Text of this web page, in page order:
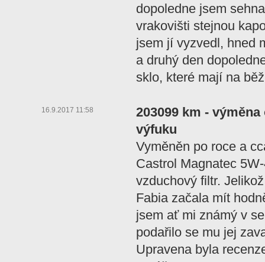
dopoledne jsem
vrakovišti stejnou
jsem jí vyzvedl, hned
a druhý den
sklo, které mají na
16.9.2017 11:58
203099 km -
výfuku
Vyměněn po roce a
Castrol Magnatec
vzduchový filtr.
Fabia začala mít
jsem ať mi známý v
podařilo se mu jej
Upravena byla